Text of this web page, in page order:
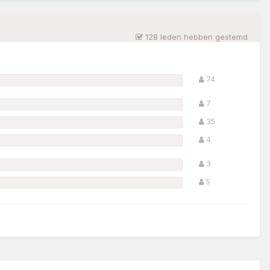
128 leden hebben gestemd
74
7
35
4
3
5